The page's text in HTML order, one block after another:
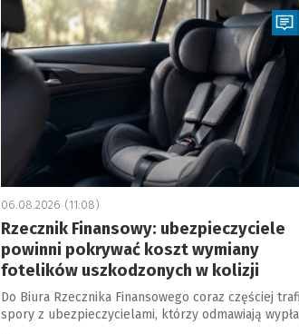
06.08.2026 (11:08)
Rzecznik Finansowy: ubezpieczyciele
powinni pokrywać koszt wymiany
fotelików uszkodzonych w kolizji
Do Biura Rzecznika Finansowego coraz częściej
spory z ubezpieczycielami, którzy odmawiają